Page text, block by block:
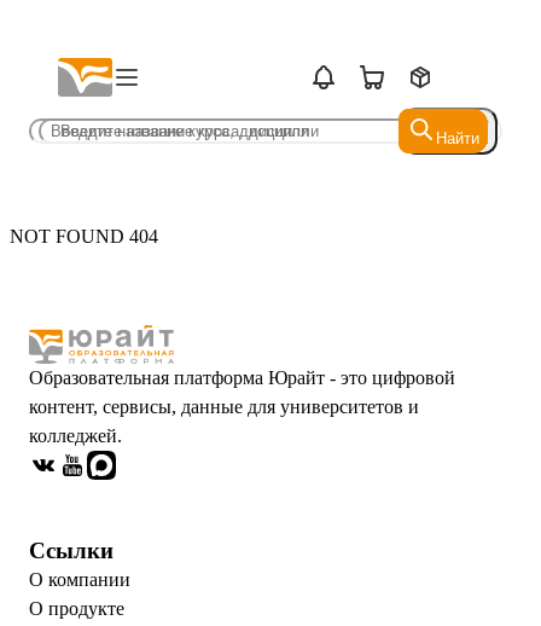
Найти
Найти
NOT FOUND 404
Образовательная платформа Юрайт - это цифровой
контент, сервисы, данные для университетов и
колледжей.
Ссылки
О компании
О продукте